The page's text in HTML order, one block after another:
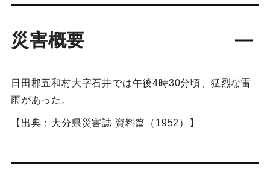
災害概要
日田郡五和村大字石井では午後4時30分頃、猛烈な雷
雨があった。
【出典：大分県災害誌 資料篇（1952）】